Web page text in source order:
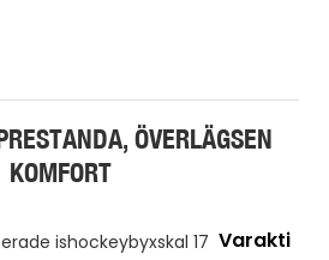
ÖVERLÄGSEN
KOMFORT